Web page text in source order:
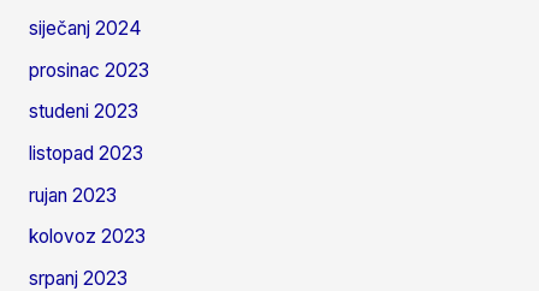
siječanj 2024
prosinac 2023
studeni 2023
listopad 2023
rujan 2023
kolovoz 2023
srpanj 2023